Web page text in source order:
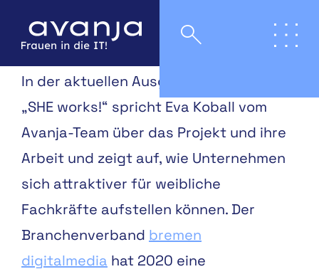
In der aktuellen Ausgabe des Magazins
„SHE works!“ spricht Eva Koball vom
Avanja-Team über das Projekt und ihre
Arbeit und zeigt auf, wie Unternehmen
sich attraktiver für weibliche
Fachkräfte aufstellen können. Der
Branchenverband bremen
digitalmedia hat 2020 eine